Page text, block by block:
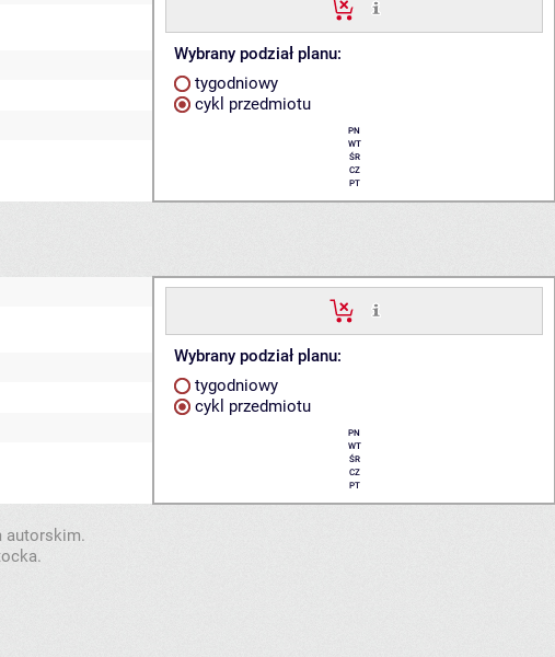
Wybrany podział planu:
tygodniowy
cykl przedmiotu
PN
WT
ŚR
CZ
PT
Wybrany podział planu:
tygodniowy
cykl przedmiotu
PN
WT
ŚR
CZ
PT
autorskim.